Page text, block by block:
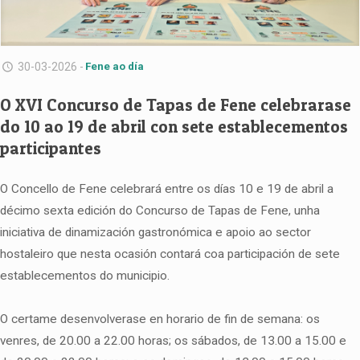
30-03-2026 - Fene ao día
O XVI Concurso de Tapas de Fene celebrarase
do 10 ao 19 de abril con sete establecementos
participantes
O Concello de Fene celebrará entre os días 10 e 19 de abril a
décimo sexta edición do Concurso de Tapas de Fene, unha
iniciativa de dinamización gastronómica e apoio ao sector
hostaleiro que nesta ocasión contará coa participación de sete
establecementos do municipio.
O certame desenvolverase en horario de fin de semana: os
venres, de 20.00 a 22.00 horas; os sábados, de 13.00 a 15.00 e